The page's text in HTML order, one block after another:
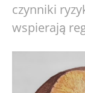
czynniki
wspierają